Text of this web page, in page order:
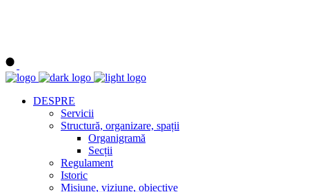
DESPRE
Servicii
Structură, organizare, spații
Organigramă
Secții
Regulament
Istoric
Misiune, viziune, obiective